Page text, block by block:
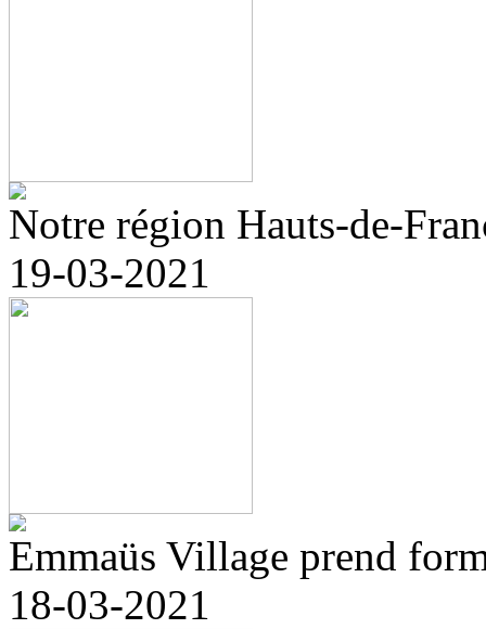
Notre région Hauts-de-
19-03-2021
Emmaüs Village prend
18-03-2021